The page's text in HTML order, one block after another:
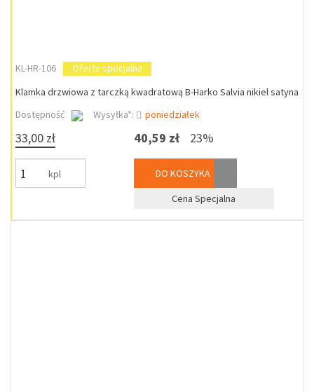
KL-HR-106
Oferta specjalna
Klamka drzwiowa z tarczką kwadratową B-Harko Salvia nikiel satyna
Dostępność
Wysyłka*: poniedziałek
33,00 zł
kpl
40,59 zł 23%
DO KOSZYKA
Cena Specjalna